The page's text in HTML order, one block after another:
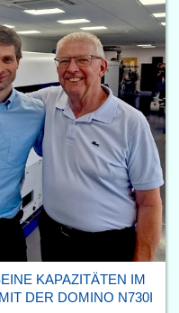
KAPAZITÄTEN IM
DER DOMINO N730I